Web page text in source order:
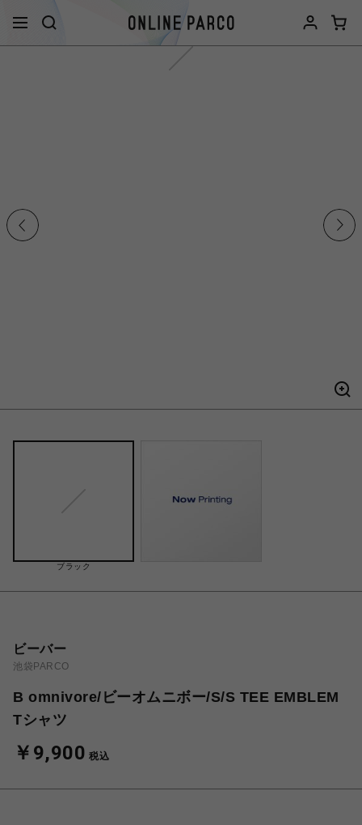
ブラック
ビーバー
池袋PARCO
B omnivore/ビーオムニボー/S/S TEE EMBLEM
Tシャツ
￥9,900 税込